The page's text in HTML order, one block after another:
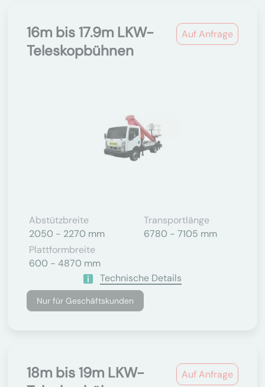
Auf Anfrage
16m bis 17.9m LKW-
Teleskopbühnen
Abstützbreite
2050 - 2270 mm
Transportlänge
6780 - 7105 mm
Plattformbreite
600 - 4870 mm
Technische Details
Nur für Geschäftskunden
Auf Anfrage
18m bis 19m LKW-